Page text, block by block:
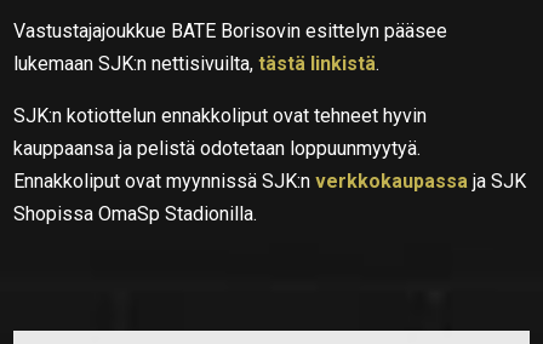
Vastustajajoukkue BATE Borisovin esittelyn pääsee
lukemaan SJK:n nettisivuilta,tästä linkistä.
SJK:n kotiottelun ennakkoliput ovat tehneet hyvin
kauppaansa ja pelistä odotetaan loppuunmyytyä.
Ennakkoliput ovat myynnissä SJK:nverkkokaupassa ja SJK
Shopissa OmaSp Stadionilla.